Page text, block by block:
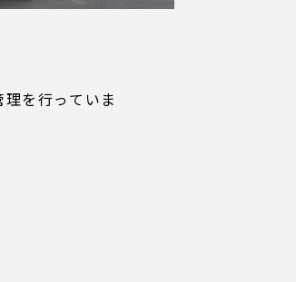
を行っていま